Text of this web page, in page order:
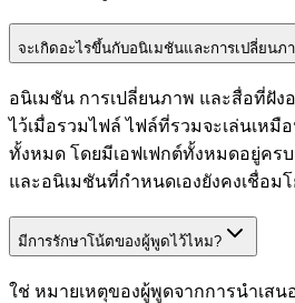
จะเกิดอะไรขึ้นกับอนิเมชันและการเปลี่ยนภ
อนิเมชัน การเปลี่ยนภาพ และสื่อที่ฝัง
ไว้เมื่อรวมไฟล์ ไฟล์ที่รวมจะเล่นเหมื
ทั้งหมด โดยมีเอฟเฟกต์ทั้งหมดอยู่คร
และอนิเมชันที่กำหนดเองยังคงเชื่อม
มีการรักษาโน้ตของผู้พูดไว้ไหม?
ใช่ หมายเหตุของผู้พูดจากการนำเส